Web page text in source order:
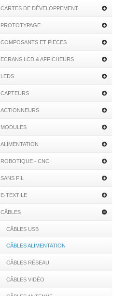
CARTES DE DÉVELOPPEMENT
PROTOTYPAGE
COMPOSANTS ET PIECES
ECRANS LCD & AFFICHEURS
LEDS
CAPTEURS
ACTIONNEURS
MODULES
ALIMENTATION
ROBOTIQUE - CNC
SANS FIL
E-TEXTILE
CÂBLES
CÂBLES USB
CÂBLES ALIMENTATION
CÂBLES RÉSEAU
CÂBLES VIDÉO